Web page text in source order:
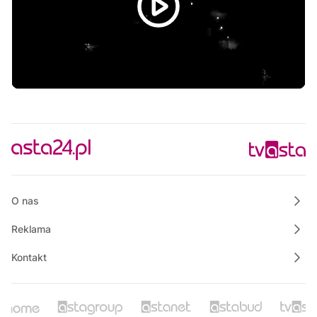
Na szczęście piątek
07:50
08:15
Na szczęście piątek
08:30
O nas
Reklama
Kontakt